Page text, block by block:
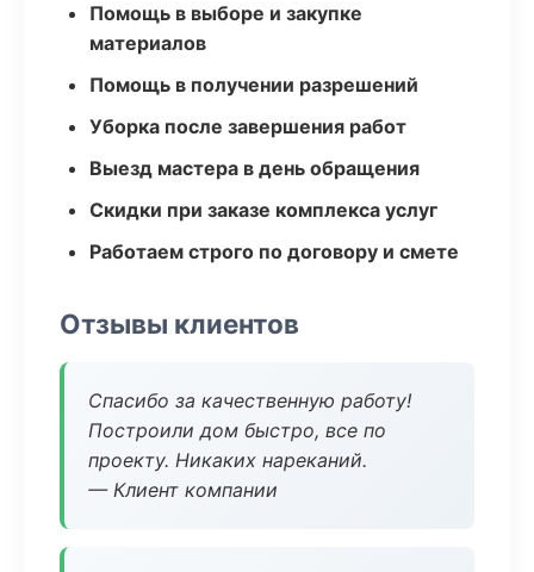
Помощь в выборе и закупке
материалов
Помощь в получении разрешений
Уборка после завершения работ
Выезд мастера в день обращения
Скидки при заказе комплекса услуг
Работаем строго по договору и смете
Отзывы клиентов
Спасибо за качественную работу!
Построили дом быстро, все по
проекту. Никаких нареканий.
— Клиент компании